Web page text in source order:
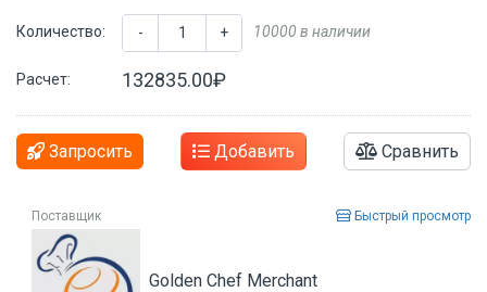
Количество: - + 10000 в наличии
Расчет: 132835.00₽
Запросить Добавить Сравнить
Поставщик Быстрый просмотр
Golden Chef Merchant